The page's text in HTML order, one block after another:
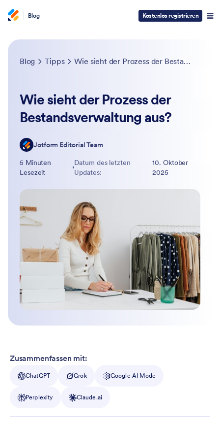
Blog Kostenlos registrieren
Blog Tipps Wie sieht der Prozess der Bestandsverwaltung aus?
Wie sieht der Prozess der
Bestandsverwaltung aus?
Jotform Editorial Team
5 Minuten
Lesezeit
Datum des letzten
Updates:
10. Oktober
2025
Zusammenfassen mit:
ChatGPT Grok Google AI Mode
Perplexity Claude.ai